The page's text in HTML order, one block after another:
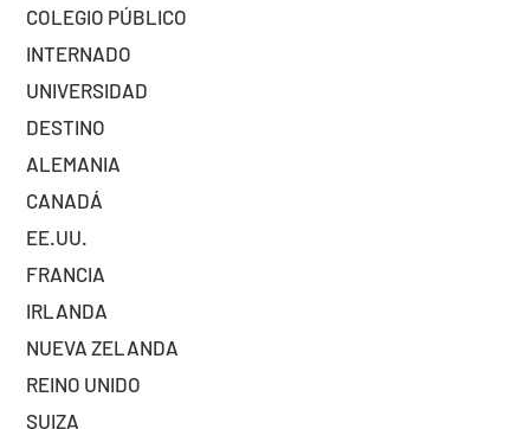
COLEGIO PÚBLICO
INTERNADO
UNIVERSIDAD
DESTINO
ALEMANIA
CANADÁ
EE.UU.
FRANCIA
IRLANDA
NUEVA ZELANDA
REINO UNIDO
SUIZA